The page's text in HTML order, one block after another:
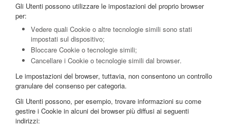
Gli Utenti possono utilizzare le impostazioni del proprio browser
per:
Vedere quali Cookie o altre tecnologie simili sono stati
impostati sul dispositivo;
Bloccare Cookie o tecnologie simili;
Cancellare i Cookie o tecnologie simili dal browser.
Le impostazioni del browser, tuttavia, non consentono un controllo
granulare del consenso per categoria.
Gli Utenti possono, per esempio, trovare informazioni su come
gestire i Cookie in alcuni dei browser più diffusi ai seguenti
indirizzi: